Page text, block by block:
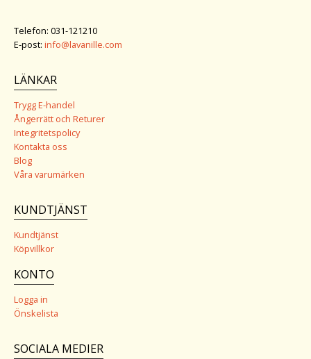
Telefon: 031-121210
E-post: info@lavanille.com
LÄNKAR
Trygg E-handel
Ångerrätt och Returer
Integritetspolicy
Kontakta oss
Blog
Våra varumärken
KUNDTJÄNST
Kundtjänst
Köpvillkor
KONTO
Logga in
Önskelista
SOCIALA MEDIER